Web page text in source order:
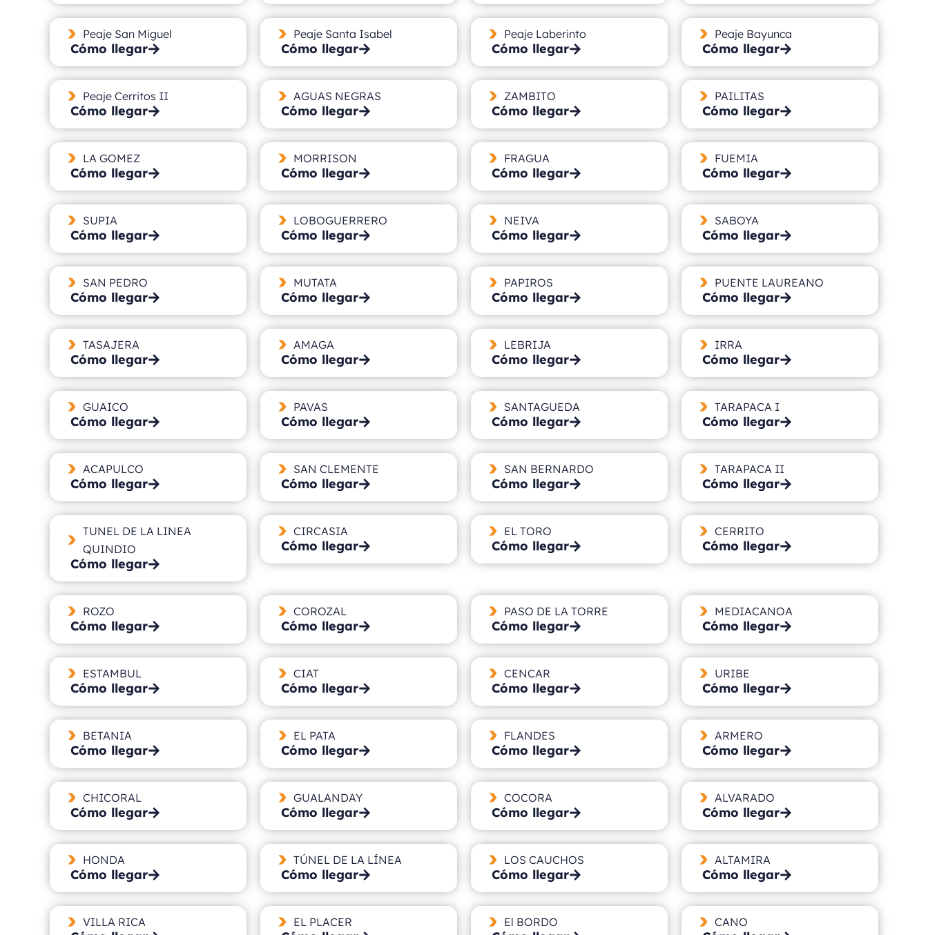
Peaje San Miguel
Cómo llegar
Peaje Santa Isabel
Cómo llegar
Peaje Laberinto
Cómo llegar
Peaje Bayunca
Cómo llegar
Peaje Cerritos II
Cómo llegar
AGUAS NEGRAS
Cómo llegar
ZAMBITO
Cómo llegar
PAILITAS
Cómo llegar
LA GOMEZ
Cómo llegar
MORRISON
Cómo llegar
FRAGUA
Cómo llegar
FUEMIA
Cómo llegar
SUPIA
Cómo llegar
LOBOGUERRERO
Cómo llegar
NEIVA
Cómo llegar
SABOYA
Cómo llegar
SAN PEDRO
Cómo llegar
MUTATA
Cómo llegar
PAPIROS
Cómo llegar
PUENTE LAUREANO
Cómo llegar
TASAJERA
Cómo llegar
AMAGA
Cómo llegar
LEBRIJA
Cómo llegar
IRRA
Cómo llegar
GUAICO
Cómo llegar
PAVAS
Cómo llegar
SANTAGUEDA
Cómo llegar
TARAPACA I
Cómo llegar
ACAPULCO
Cómo llegar
SAN CLEMENTE
Cómo llegar
SAN BERNARDO
Cómo llegar
TARAPACA II
Cómo llegar
TUNEL DE LA LINEA
QUINDIO
Cómo llegar
CIRCASIA
Cómo llegar
EL TORO
Cómo llegar
CERRITO
Cómo llegar
ROZO
Cómo llegar
COROZAL
Cómo llegar
PASO DE LA TORRE
Cómo llegar
MEDIACANOA
Cómo llegar
ESTAMBUL
Cómo llegar
CIAT
Cómo llegar
CENCAR
Cómo llegar
URIBE
Cómo llegar
BETANIA
Cómo llegar
EL PATA
Cómo llegar
FLANDES
Cómo llegar
ARMERO
Cómo llegar
CHICORAL
Cómo llegar
GUALANDAY
Cómo llegar
COCORA
Cómo llegar
ALVARADO
Cómo llegar
HONDA
Cómo llegar
TÚNEL DE LA LÍNEA
Cómo llegar
LOS CAUCHOS
Cómo llegar
ALTAMIRA
Cómo llegar
VILLA RICA EL PLACER El BORDO CANO